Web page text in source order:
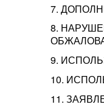
7.
8.
9.
10.
11.